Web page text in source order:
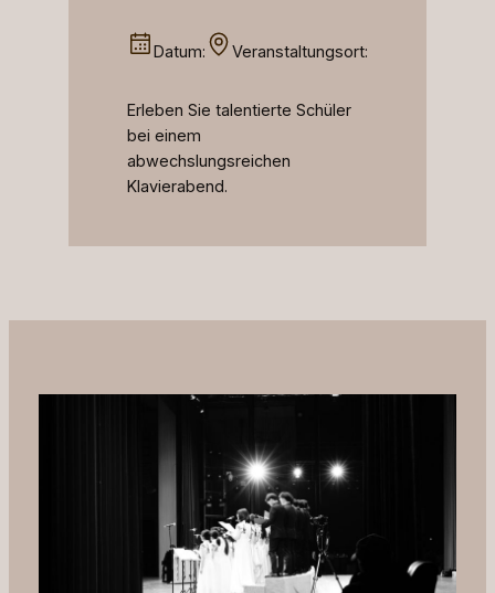
Datum: Veranstaltungsort:
Erleben Sie talentierte Schüler
bei einem
abwechslungsreichen
Klavierabend.